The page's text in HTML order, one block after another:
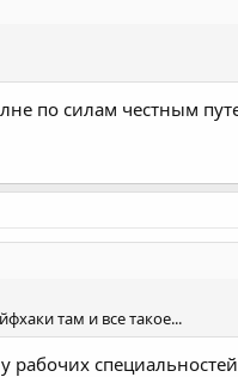
по силам честным
там и все такое...
рабочих